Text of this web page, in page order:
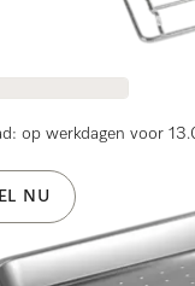
op werkdagen voor
NU